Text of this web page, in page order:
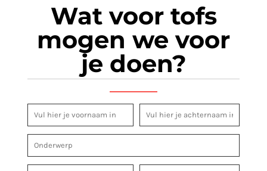
Wat voor tofs
mogen we voor
je doen?